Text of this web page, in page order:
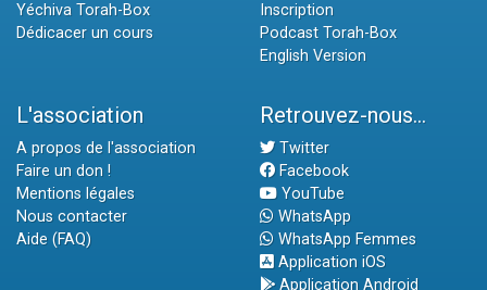
Yéchiva Torah-Box
Dédicacer un cours
Inscription
Podcast Torah-Box
English Version
L'association
A propos de l'association
Faire un don !
Mentions légales
Nous contacter
Aide (FAQ)
Retrouvez-nous...
Twitter
Facebook
YouTube
WhatsApp
WhatsApp Femmes
Application iOS
Application Android